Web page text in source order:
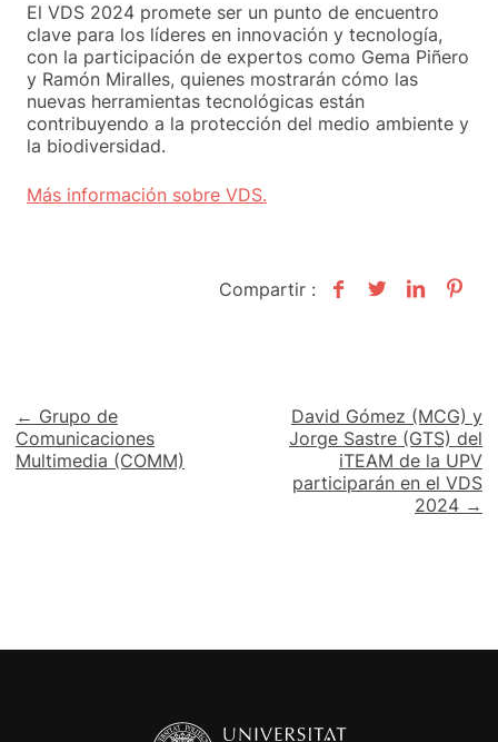
El VDS 2024 promete ser un punto de encuentro
clave para los líderes en innovación y tecnología,
con la participación de expertos como Gema Piñero
y Ramón Miralles, quienes mostrarán cómo las
nuevas herramientas tecnológicas están
contribuyendo a la protección del medio ambiente y
la biodiversidad.
Más información sobre VDS.
Compartir :
Navegación
de
← Grupo de
Comunicaciones
Multimedia (COMM)
David Gómez (MCG) y
Jorge Sastre (GTS) del
iTEAM de la UPV
participarán en el VDS
2024 →